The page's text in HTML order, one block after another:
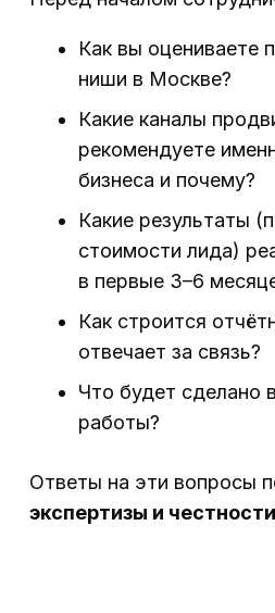
Как вы оцениваете
ниши в Москве?
Какие каналы
рекомендуете
бизнеса и почему?
Какие результаты
стоимости лида)
в первые 3–6
Как строится
отвечает за связь?
Что будет сделано
работы?
Ответы на эти вопросы
экспертизы и честности